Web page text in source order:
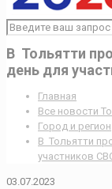
В Тольятти
день для
Главная
Все новости
Город и регион
В Тольятти
участников
03.07.2023